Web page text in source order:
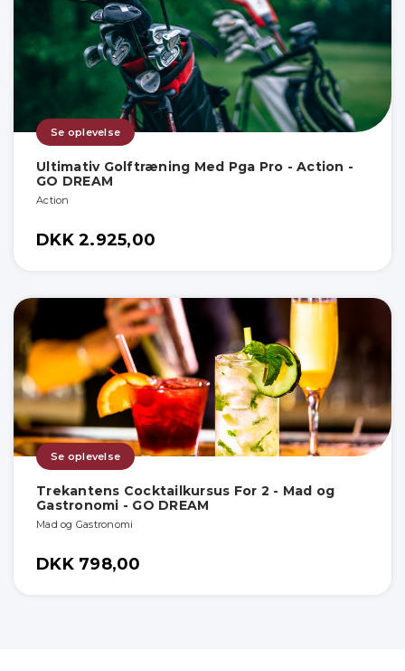
Se oplevelse
Ultimativ Golftræning Med Pga Pro - Action -
GO DREAM
Action
DKK 2.925,00
Se oplevelse
Trekantens Cocktailkursus For 2 - Mad og
Gastronomi - GO DREAM
Mad og Gastronomi
DKK 798,00